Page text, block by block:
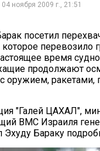
ноября 2009 г., 21:51
посетил
перевозило
время
продолжают
оружием, ракетами,
"Галей ЦАХАЛ",
ВМС Израиля
Бараку